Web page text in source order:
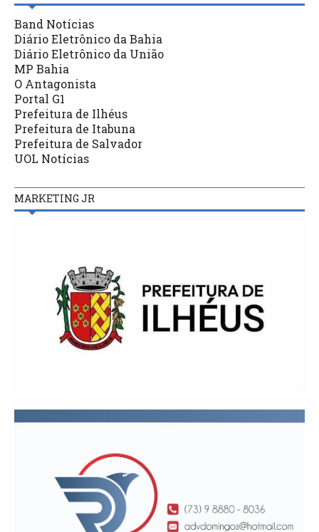
Band Notícias
Diário Eletrônico da Bahia
Diário Eletrônico da União
MP Bahia
O Antagonista
Portal G1
Prefeitura de Ilhéus
Prefeitura de Itabuna
Prefeitura de Salvador
UOL Notícias
MARKETING JR